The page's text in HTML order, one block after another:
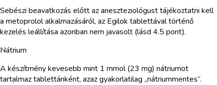
Sebészi beavatkozás előtt az aneszteziológust tájékoztatni kell
a metoprolol alkalmazásáról, az Egilok tablettával történő
kezelés leállítása azonban nem javasolt (lásd 4.5 pont).
Nátrium
A készítmény kevesebb mint 1 mmol (23 mg) nátriumot
tartalmaz tablettánként, azaz gyakorlatilag „nátriummentes”.